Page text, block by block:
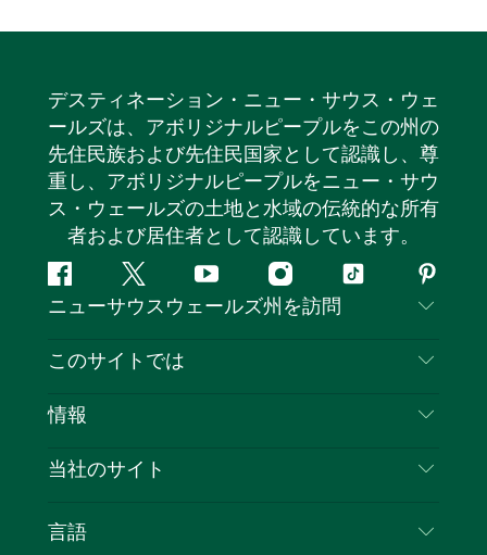
デスティネーション・ニュー・サウス・ウェ
ールズは、アボリジナルピープルをこの州の
先住民族および先住民国家として認識し、尊
重し、アボリジナルピープルをニュー・サウ
ス・ウェールズの土地と水域の伝統的な所有
者および居住者として認識しています。
フ
ェ
ス
ッ
ツ
イ
タ
ユ
ー
イ
ン
テ
ピ
ン
レ
ト
ニューサウスウェールズ州を訪問
お問い合わせ
クッキーに関する通知
このサイトでは
目的地
イベント
情報
旅行情報
NSWでのビジネス
当社のサイト
言語